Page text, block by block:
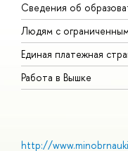
Сведения об
Людям с
Единая платежная
Работа в Вышке
http://